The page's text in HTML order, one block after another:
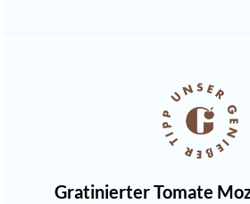
Gratinierter Tomate